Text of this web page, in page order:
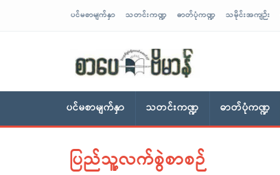
ပင်မစာမျက်နှာ သတင်းကဏ္ဍ ဓာတ်ပုံကဏ္ဍ သမိုင်းအကျဉ်း
ပင်မစာမျက်နှာ သတင်းကဏ္ဍ ဓာတ်ပုံကဏ္ဍ
ပြည်သူ့လက်စွဲစာစဉ်